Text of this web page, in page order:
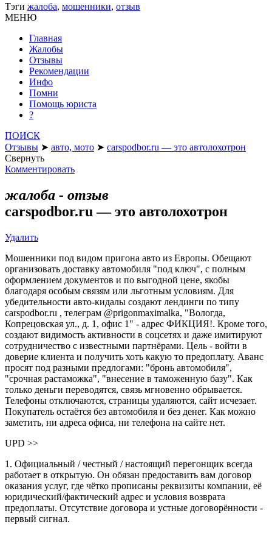
Тэги жалоба, мошенники, отзыв
МЕНЮ
Главная
Жалобы
Отзывы
Рекомендации
Инфо
Помни
Помощь юриста
?
ПОИСК
Отзывы ➤ авто, мото ➤ carspodbor.ru — это автолохотрон
Свернуть
Комментировать
жалоба - отзыв
carspodbor.ru — это автолохотрон
Удалить
Мошенники под видом пригона авто из Европы. Обещают
организовать доставку автомобиля "под ключ", с полным
оформлением документов и по выгодной цене, якобы
благодаря особым связям или льготным условиям. Для
убедительности авто-кидалы создают лендинги по типу
carspodbor.ru , телеграм @prigonmaximalka, "Вологда,
Копрецовская ул., д. 1, офис 1" - адрес ФИКЦИЯ!. Кроме того,
создают видимость активности в соцсетях и даже имитируют
сотрудничество с известными партнёрами. Цель - войти в
доверие клиента и получить хоть какую то предоплату. Аванс
просят под разными предлогами: "бронь автомобиля",
"срочная растаможка", "внесение в таможенную базу". Как
только деньги переводятся, связь мгновенно обрывается.
Телефоны отключаются, страницы удаляются, сайт исчезает.
Покупатель остаётся без автомобиля и без денег. Как можно
заметить, ни адреса офиса, ни телефона на сайте нет.
UPD >>
1. Официальный / честный / настоящий перегонщик всегда
работает в открытую. Он обязан предоставить вам договор
оказания услуг, где чётко прописаны реквизиты компании, её
юридический/фактический адрес и условия возврата
предоплаты. Отсутствие договора и устные договорённости -
первый сигнал.